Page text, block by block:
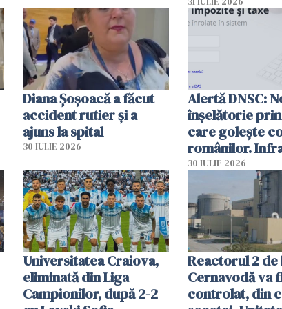
Diana Șoșoacă a făcut
accident rutier și a
ajuns la spital
30 IULIE 2026
Alertă DNSC:
înșelătorie prin
care golește
românilor.
folosesc
Ghișeul.ro și
Române
30 IULIE 2026
Universitatea Craiova,
eliminată din Liga
Campionilor, după 2-2
Reactorul 2 de
Cernavodă va
controlat, din